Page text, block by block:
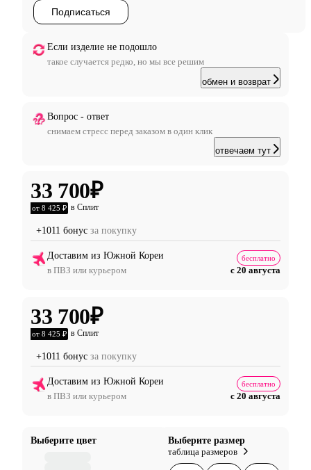
Подписаться
Если изделие не подошло
такое случается редко, но мы все решим
обмен и возврат
Вопрос - ответ
снимаем стресс перед заказом в один клик
отвечаем тут
33 700₽
от 8 425 ₽ в Сплит
+1011 бонус за покупку
Доставим из Южной Кореи
в ПВЗ или курьером
бесплатно
с 20 августа
33 700₽
от 8 425 ₽ в Сплит
+1011 бонус за покупку
Доставим из Южной Кореи
в ПВЗ или курьером
бесплатно
с 20 августа
Выберите цвет
Выберите размер
таблица размеров